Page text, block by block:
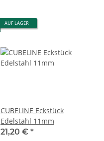
AUF LAGER
CUBELINE Eckstück
Edelstahl 11mm
21,20 € *